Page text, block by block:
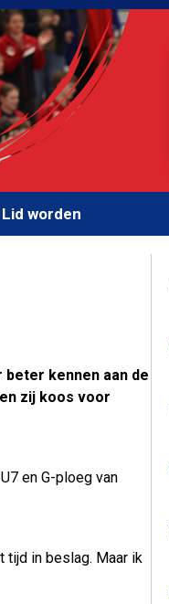
Lid worden
kennen aan de
zij koos voor
en G-ploeg van
tijd in beslag. Maar ik